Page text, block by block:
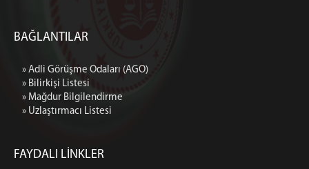
Cumhuriyet Başsavcısı
Basın Suçları Bürosu
Beyanname
Beyanname Ekinde İbraz Edilmesi Gereken
Amaç ve Çalışma Şekli
BAĞLANTILAR
» Adli Görüşme Odaları (AGO)
» Bilirkişi Listesi
» Mağdur Bilgilendirme
» Uzlaştırmacı Listesi
FAYDALI LİNKLER